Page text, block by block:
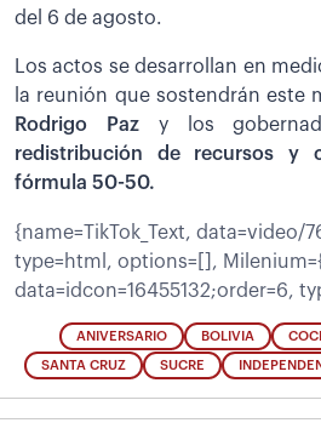
del 6 de agosto.
Los actos se desarrollan en
la reunión que sostendrán este
Rodrigo Pazy los
redistribución de recursos y
fórmula 50-50.
{name=TikTok_Text, data=video/
type=html, options=[],
data=idcon=16455132;order=6,
ANIVERSARIO BOLIVIA
SANTA CRUZ SUCRE